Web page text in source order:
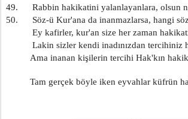
49.      Rabbin hakikatini yalanlayanlara, olsun
50.      Söz-ü Kur'ana da inanmazlarsa, hangi
Ey kafirler, kur'an size her zaman hakikati
Lakin sizler kendi inadınızdan tercihiniz
Ama inanan kişilerin tercihi Hak'kın
Tam gerçek böyle iken eyvahlar küfrün